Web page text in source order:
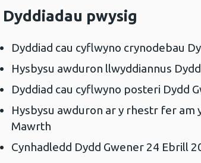
Dyddiadau pwysig
Dyddiad cau cyflwyno crynodebau
Hysbysu awduron llwyddiannus
Dyddiad cau cyflwyno posteri Dydd
Hysbysu awduron ar y rhestr fer am
Mawrth
Cynhadledd Dydd Gwener 24 Ebrill